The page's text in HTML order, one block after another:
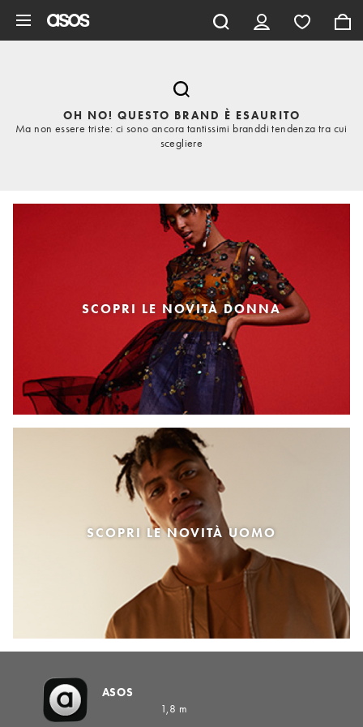
OH NO! QUESTO BRAND È ESAURITO
Ma non essere triste: ci sono ancora tantissimi branddi tendenza tra cui
scegliere
SCOPRI LE NOVITÀ DONNA
SCOPRI LE NOVITÀ UOMO
ASOS
1,8 m